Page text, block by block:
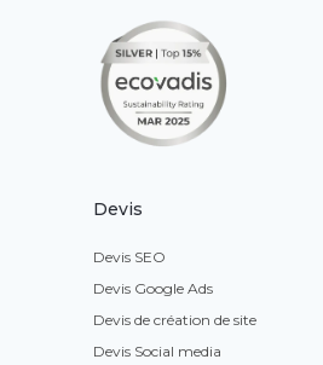
Devis
Devis SEO
Devis Google Ads
Devis de création de site
Devis Social media